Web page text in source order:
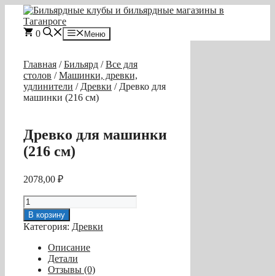
Перейти
содержимому
0 Меню
Главная /Бильярд /Все для
столов /Машинки, древки,
удлинители / Древки / Древко для
машинки (216 см)
Древко для машинки
(216 см)
2078,00 ₽
Количество
товара
Древко
для
машинки
(216
В корзину
Категория: Древки
Описание
Детали
Отзывы (0)